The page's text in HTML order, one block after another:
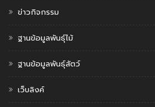
ข่าวกิจกรรม
ฐานข้อมูลพันธุ์ไม้
ฐานข้อมูลพันธุ์สัตว์
เว็บลิงค์